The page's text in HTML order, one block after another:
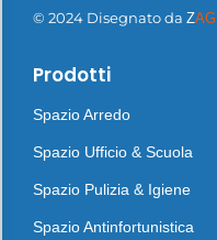
© 2024 Disegnato da ZAG
Prodotti
Spazio Arredo
Spazio Ufficio & Scuola
Spazio Pulizia & Igiene
Spazio Antinfortunistica